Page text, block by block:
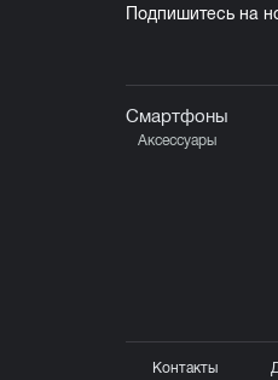
Подпишитесь на
Смартфоны
Аксессуары
Контакты